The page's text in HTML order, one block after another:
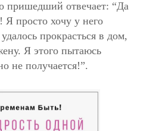
пришедший отвечает: “Да
Я просто хочу у него
прокрасться в дом,
Я этого пытаюсь
не получается!”.